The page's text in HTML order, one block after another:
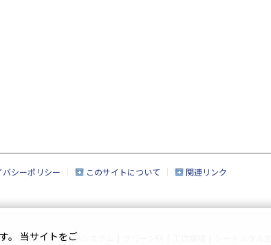
ただいたお客様のための資料で、製品のご使用者様がお読み
仕様変更などで予告なく変更される場合があります。
取扱説明書の対象となる製品の一部には、すでに生産終了に
了承ください。
帰属しており、許可なく、取扱説明書の内容の全部または一
バシーポリシー このサイトについて 関連リンク
| ロジスティクス＆FAシステム
。 当サイトをご